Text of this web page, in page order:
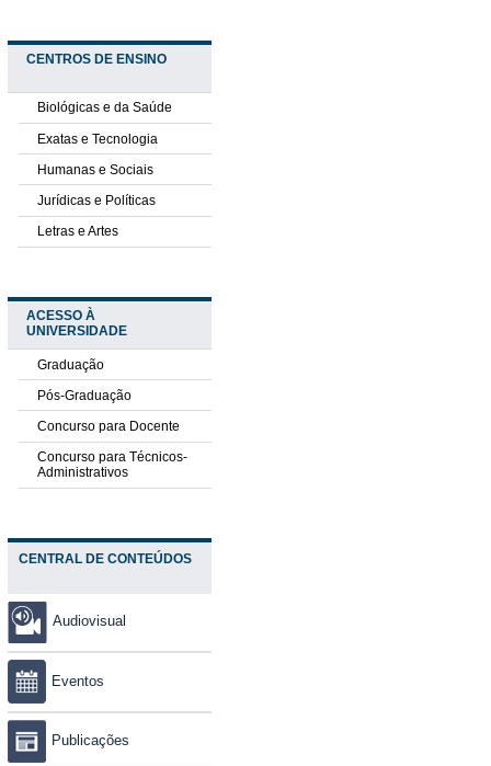
CENTROS DE ENSINO
Biológicas e da Saúde
Exatas e Tecnologia
Humanas e Sociais
Jurídicas e Políticas
Letras e Artes
ACESSO À
UNIVERSIDADE
Graduação
Pós-Graduação
Concurso para Docente
Concurso para Técnicos-
Administrativos
CENTRAL DE CONTEÚDOS
Audiovisual
Eventos
Publicações